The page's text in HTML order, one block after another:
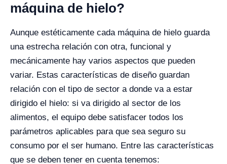
máquina de hielo?
Aunque estéticamente cada máquina de hielo guarda
una estrecha relación con otra, funcional y
mecánicamente hay varios aspectos que pueden
variar. Estas características de diseño guardan
relación con el tipo de sector a donde va a estar
dirigido el hielo: si va dirigido al sector de los
alimentos, el equipo debe satisfacer todos los
parámetros aplicables para que sea seguro su
consumo por el ser humano. Entre las características
que se deben tener en cuenta tenemos: